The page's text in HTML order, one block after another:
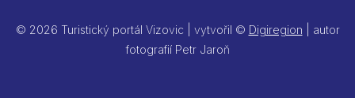
© 2026 Turistický portál Vizovic | vytvořil © Digiregion | autor
fotografií Petr Jaroň